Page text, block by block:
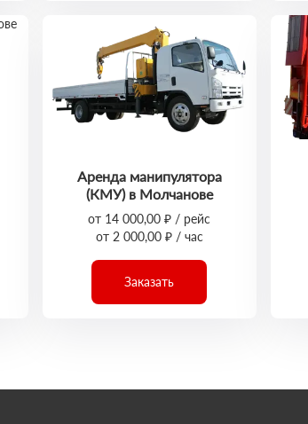
Аренда манипулятора
(КМУ) в Молчанове
от 14 000,00 ₽ / рейс
от 2 000,00 ₽ / час
Заказать